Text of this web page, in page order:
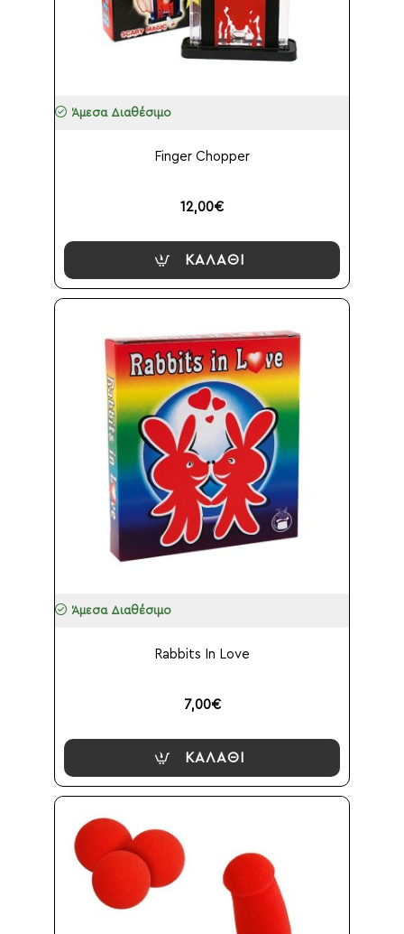
Άμεσα Διαθέσιμο
Finger Chopper
12,00€
ΚΑΛΆΘΙ
Άμεσα Διαθέσιμο
Rabbits In Love
7,00€
ΚΑΛΆΘΙ